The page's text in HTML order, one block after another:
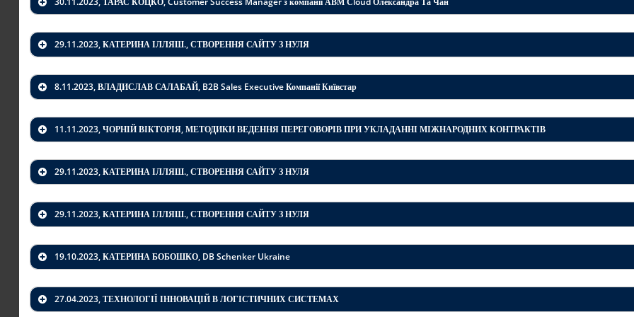
Андрій Гонта
сфері зеленого фінансування проектів
України
29.11.2023, КАТЕРИНА ІЛЛЯШ., СТВОРЕННЯ САЙТУ З НУЛЯ
8.11.2023, ВЛАДИСЛАВ САЛАБАЙ, B2B Sales Executive Компанії Київстар
11.11.2023, ЧОРНІЙ ВІКТОРІЯ, МЕТОДИКИ ВЕДЕННЯ ПЕРЕГОВОРІВ ПРИ УКЛАДАННІ МІЖНАРОДНИХ КОНТРАКТІВ
29.11.2023, КАТЕРИНА ІЛЛЯШ., СТВОРЕННЯ САЙТУ З НУЛЯ
29.11.2023, КАТЕРИНА ІЛЛЯШ., СТВОРЕННЯ САЙТУ З НУЛЯ
19.10.2023, КАТЕРИНА БОБОШКО, DB Schenker Ukraine
27.04.2023, ТЕХНОЛОГІЇ ІННОВАЦІЙ В ЛОГІСТИЧНИХ СИСТЕМАХ